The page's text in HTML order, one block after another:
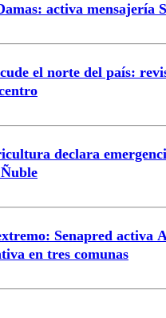
activa mensajería
el norte del país:
declara
Senapred activa
en tres comunas